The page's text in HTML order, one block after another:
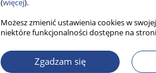
(więcej).
Możesz zmienić ustawienia cookies w
niektóre funkcjonalności dostępne na
Zgadzam się